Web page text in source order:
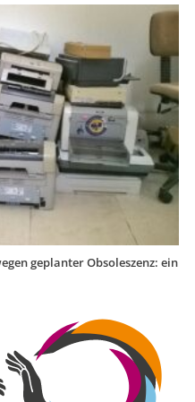
geplanter Obsoleszenz: ein